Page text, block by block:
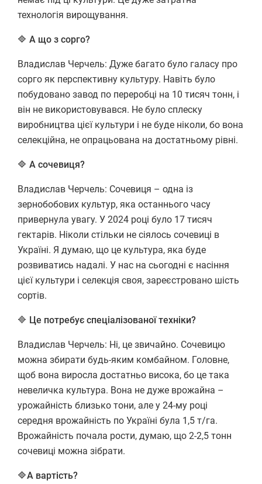
технологія вирощування.
🔷 А що з сорго?
Владислав Черчель: Дуже багато було галасу про
сорго як перспективну культуру. Навіть було
побудовано завод по переробці на 10 тисяч тонн, і
він не використовувався. Не було сплеску
виробництва цієї культури і не буде ніколи, бо вона
селекційна, не опрацьована на достатньому рівні.
🔷 А сочевиця?
Владислав Черчель: Сочевиця – одна із
зернобобових культур, яка останнього часу
привернула увагу. У 2024 році було 17 тисяч
гектарів. Ніколи стільки не сіялось сочевиці в
Україні. Я думаю, що це культура, яка буде
розвиватись надалі. У нас на сьогодні є насіння
цієї культури і селекція своя, зареєстровано шість
сортів.
🔷 Це потребує спеціалізованої техніки?
Владислав Черчель: Ні, це звичайно. Сочевицю
можна збирати будь-яким комбайном. Головне,
щоб вона виросла достатньо висока, бо це така
невеличка культура. Вона не дуже врожайна –
урожайність близько тони, але у 24-му році
середня врожайність по Україні була 1,5 т/га.
Врожайність почала рости, думаю, що 2-2,5 тонн
сочевиці можна зібрати.
🔷А вартість?